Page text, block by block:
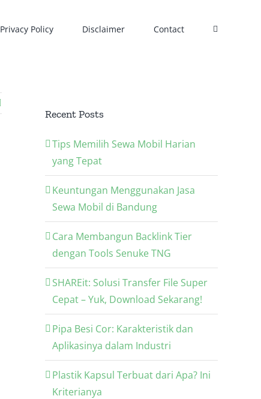
Privacy Policy Disclaimer Contact
Recent Posts
Tips Memilih Sewa Mobil Harian
yang Tepat
Keuntungan Menggunakan Jasa
Sewa Mobil di Bandung
Cara Membangun Backlink Tier
dengan Tools Senuke TNG
SHAREit: Solusi Transfer File Super
Cepat – Yuk, Download Sekarang!
Pipa Besi Cor: Karakteristik dan
Aplikasinya dalam Industri
Plastik Kapsul Terbuat dari Apa? Ini
Kriterianya